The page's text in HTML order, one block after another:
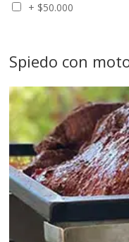
+ $50.000
Spiedo con